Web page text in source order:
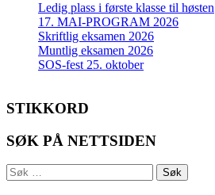
Ledig plass i første klasse til høsten
17. MAI-PROGRAM 2026
Skriftlig eksamen 2026
Muntlig eksamen 2026
SOS-fest 25. oktober
STIKKORD
SØK PÅ NETTSIDEN
Søk
etter: